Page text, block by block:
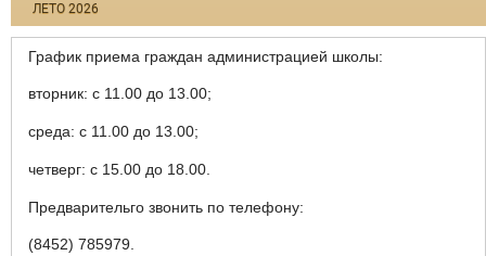
ЛЕТО 2026
График приема граждан администрацией школы:
вторник: с 11.00 до 13.00;
среда: с 11.00 до 13.00;
четверг: с 15.00 до 18.00.
Предварительго звонить по телефону:
(8452) 785979.